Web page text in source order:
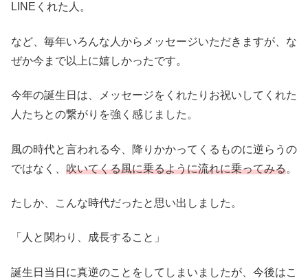
LINEくれた人。
など、毎年いろんな人からメッセージいただきますが、な
ぜか今まで以上に嬉しかったです。
今年の誕生日は、メッセージをくれたりお祝いしてくれた
人たちとの繋がりを強く感じました。
風の時代と言われる今、降りかかってくるものに逆らうの
ではなく、 吹いてくる風に乗るように流れに乗ってみる。
たしか、こんな時代だったと思い出しました。
「人と関わり、成長すること」
誕生日当日に真逆のことをしてしまいましたが、今後はこ